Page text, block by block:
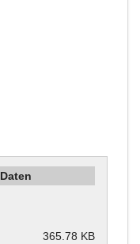
Daten
365.78 KB